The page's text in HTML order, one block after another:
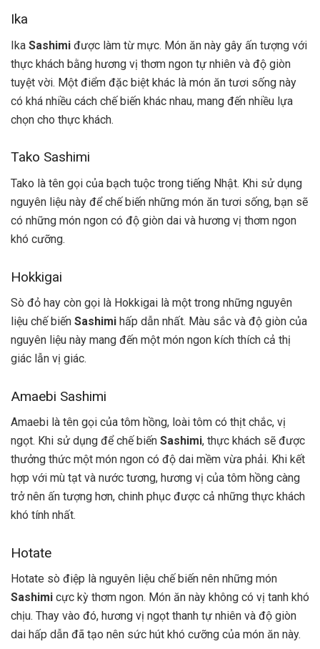
Ika
Ika Sashimi được làm từ mực. Món ăn này gây ấn tượng với
thực khách bằng hương vị thơm ngon tự nhiên và độ giòn
tuyệt vời. Một điểm đặc biệt khác là món ăn tươi sống này
có khá nhiều cách chế biến khác nhau, mang đến nhiều lựa
chọn cho thực khách.
Tako Sashimi
Tako là tên gọi của bạch tuộc trong tiếng Nhật. Khi sử dụng
nguyên liệu này để chế biến những món ăn tươi sống, bạn sẽ
có những món ngon có độ giòn dai và hương vị thơm ngon
khó cưỡng.
Hokkigai
Sò đỏ hay còn gọi là Hokkigai là một trong những nguyên
liệu chế biến Sashimi hấp dẫn nhất. Màu sắc và độ giòn của
nguyên liệu này mang đến một món ngon kích thích cả thị
giác lẫn vị giác.
Amaebi Sashimi
Amaebi là tên gọi của tôm hồng, loài tôm có thịt chắc, vị
ngọt. Khi sử dụng để chế biến Sashimi, thực khách sẽ được
thưởng thức một món ngon có độ dai mềm vừa phải. Khi kết
hợp với mù tạt và nước tương, hương vị của tôm hồng càng
trở nên ấn tượng hơn, chinh phục được cả những thực khách
khó tính nhất.
Hotate
Hotate sò điệp là nguyên liệu chế biến nên những món
Sashimi cực kỳ thơm ngon. Món ăn này không có vị tanh khó
chịu. Thay vào đó, hương vị ngọt thanh tự nhiên và độ giòn
dai hấp dẫn đã tạo nên sức hút khó cưỡng của món ăn này.